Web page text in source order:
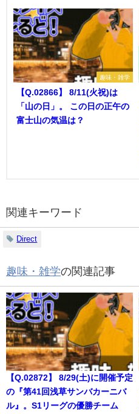
趣味・雑学
【Q.02866】 8/11(火祝)は
「山の日」。 この日の正午の
富士山の気温は？
関連キーワード
Direct
趣味・雑学の関連記事
【Q.02872】 8/29(土)に開催予定
の『第41回浅草サンバカーニバ
ル』。S1リーグの優勝チーム